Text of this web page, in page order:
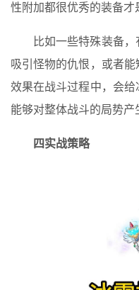
性附加都很优秀的装备才
比如一些特殊装备
吸引怪物的仇恨，或者
效果在战斗过程中，会
能够对整体战斗的局势产
四实战策略